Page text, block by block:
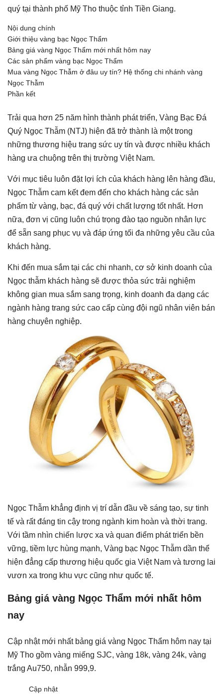
quý tại thành phố Mỹ Tho thuộc tỉnh Tiền Giang.
Nội dung chính
Giới thiệu vàng bạc Ngọc Thẩm
Bảng giá vàng Ngọc Thẩm mới nhất hôm nay
Các sản phẩm vàng bạc Ngọc Thẩm
Mua vàng Ngọc Thẫm ở đâu uy tín? Hệ thống chi nhánh vàng
Ngọc Thẫm
Phần kết
Trải qua hơn 25 năm hình thành phát triển, Vàng Bạc Đá
Quý Ngọc Thẫm (NTJ) hiện đã trở thành là một trong
những thương hiệu trang sức uy tín và được nhiều khách
hàng ưa chuộng trên thị trường Việt Nam.
Với mục tiêu luôn đặt lợi ích của khách hàng lên hàng đầu,
Ngọc Thẫm cam kết đem đến cho khách hàng các sản
phẩm từ vàng, bạc, đá quý với chất lượng tốt nhất. Hơn
nữa, đơn vị cũng luôn chú trọng đào tạo nguồn nhân lực
để sẵn sang phục vụ và đáp ứng tối đa những yêu cầu của
khách hàng.
Khi đến mua sắm tại các chi nhanh, cơ sở kinh doanh của
Ngọc thẫm khách hàng sẽ được thỏa sức trải nghiệm
không gian mua sắm sang trọng, kinh doanh đa dạng các
ngành hàng trang sức cao cấp cùng đội ngũ nhân viên bán
hàng chuyên nghiệp.
Ngọc Thẫm khẳng định vị trí dẫn đầu về sáng tạo, sự tinh
tế và rất đáng tin cậy trong ngành kim hoàn và thời trang.
Với tầm nhìn chiến lược xa và quan điểm phát triển bền
vững, tiềm lực hùng mạnh, Vàng bạc Ngọc Thẫm dần thể
hiện đẳng cấp thương hiệu quốc gia Việt Nam và tương lai
vươn xa trong khu vực cũng như quốc tế.
Bảng giá vàng Ngọc Thẩm mới nhất hôm
nay
Cập nhật mới nhất bảng giá vàng Ngọc Thẩm hôm nay tại
Mỹ Tho gồm vàng miếng SJC, vàng 18k, vàng 24k, vàng
trắng Au750, nhẫn 999,9.
Cập nhật